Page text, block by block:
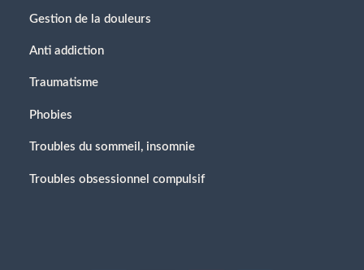
Gestion de la douleurs
Anti addiction
Traumatisme
Phobies
Troubles du sommeil, insomnie
Troubles obsessionnel compulsif